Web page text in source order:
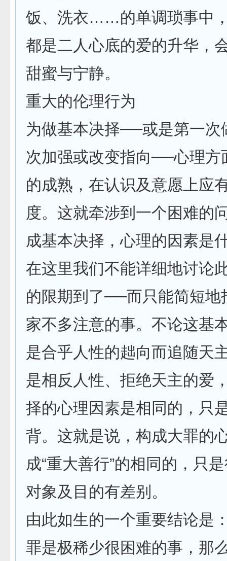
饭、洗衣……的单调琐事中
都是二人心底的爱的升华，
甜蜜与宁静。
重大的伦理行为
为做基本决择──或是第一次
次加强或改变指向──心理方
的成熟，在认识及意愿上应
度。这就牵涉到一个困难的
成基本决择，心理的因素是
在这里我们不能详细地讨论
的限期到了──而只能简短地
家不多注意的事。不论这基
是合乎人性的趉向而追随天
是相反人性、拒绝天主的爱
择的心理因素是相同的，只
背。这就是说，构成大罪的
成“重大善行”的相同的，只
对象及目的有差别。
由此如生的一个重要结论是
罪是极稀少很困难的事，那